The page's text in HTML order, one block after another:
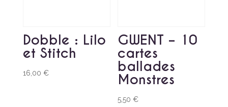
Dobble : Lilo
et Stitch
16,00 €
GWENT – 10
cartes
ballades
Monstres
5,50€